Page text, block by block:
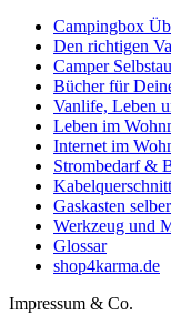
Campingbox
Den richtigen
Camper
Bücher für
Vanlife, Leben
Leben im
Internet im
Strombedarf &
Gaskasten
Werkzeug und
Glossar
shop4karma.de
Impressum & Co.